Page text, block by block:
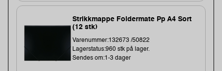
Strikkmappe Foldermate Pp A4 Sort
(12 stk)
Varenummer:132673 /50822
Lagerstatus:960 stk på lager.
Sendes om:1-3 dager